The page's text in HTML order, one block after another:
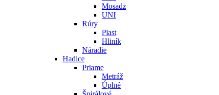
Mosadz
UNI
Rúry
Plast
Hliník
Náradie
Hadice
Priame
Metráž
Úplné